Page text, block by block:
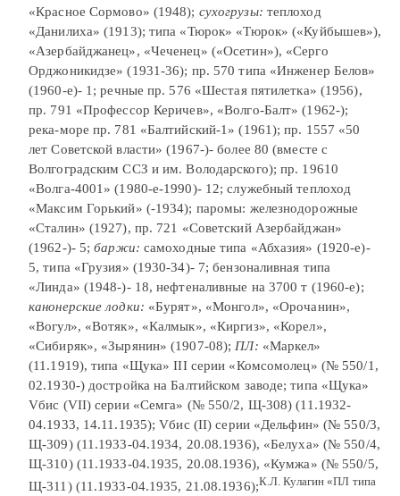
«Красное Сормово» (1948); сухогрузы: теплоход
«Данилиха» (1913); типа «Тюрок» «Тюрок» («Куйбышев»),
«Азербайджанец», «Чеченец» («Осетин»), «Серго
Орджоникидзе» (1931-36); пр. 570 типа «Инженер Белов»
(1960-е)- 1; речные пр. 576 «Шестая пятилетка» (1956),
пр. 791 «Профессор Керичев», «Волго-Балт» (1962-);
река-море пр. 781 «Балтийский-1» (1961); пр. 1557 «50
лет Советской власти» (1967-)- более 80 (вместе с
Волгоградским ССЗ и им. Володарского); пр. 19610
«Волга-4001» (1980-е-1990)- 12; служебный теплоход
«Максим Горький» (-1934); паромы: железнодорожные
«Сталин» (1927), пр. 721 «Советский Азербайджан»
(1962-)- 5;баржи: самоходные типа «Абхазия» (1920-е)-
5, типа «Грузия» (1930-34)- 7; бензоналивная типа
«Линда» (1948-)- 18, нефтеналивные на 3700 т (1960-е);
канонерские лодки: «Бурят», «Монгол», «Орочанин»,
«Вогул», «Вотяк», «Калмык», «Киргиз», «Корел»,
«Сибиряк», «Зырянин» (1907-08); ПЛ: «Маркел»
(11.1919), типа «Щука» III серии «Комсомолец» (№ 550/1,
02.1930-) достройка на Балтийском заводе; типа «Щука»
Vбис (VII) серии «Семга» (№ 550/2, Щ-308) (11.1932-
04.1933, 14.11.1935); Vбис (II) серии «Дельфин» (№ 550/3,
Щ-309) (11.1933-04.1934, 20.08.1936), «Белуха» (№ 550/4,
Щ-310) (11.1933-04.1935, 20.08.1936), «Кумжа» (№ 550/5,
Щ-311) (11.1933-04.1935, 21.08.1936);К.Л. Кулагин «ПЛ типа